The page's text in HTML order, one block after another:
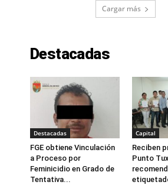
Cargar más
Destacadas
Destacadas
FGE obtiene Vinculación
a Proceso por
Feminicidio en Grado de
Tentativa...
Capital
Reciben
Punto